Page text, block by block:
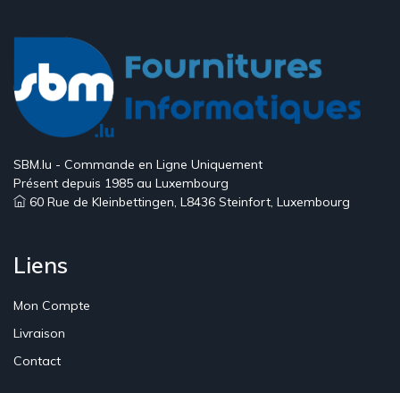
SBM.lu - Commande en Ligne Uniquement
Présent depuis 1985 au Luxembourg
60 Rue de Kleinbettingen, L8436 Steinfort, Luxembourg
Liens
Mon Compte
Livraison
Contact